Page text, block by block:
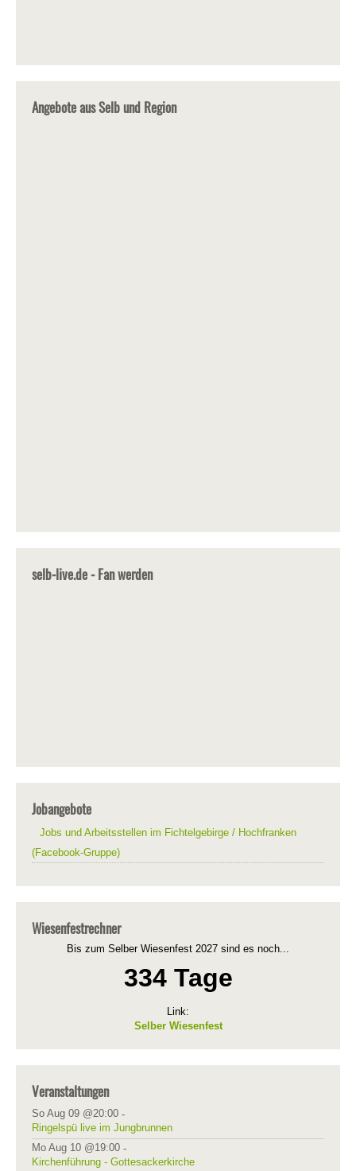
Angebote aus Selb und Region
selb-live.de - Fan werden
Jobangebote
Jobs und Arbeitsstellen im Fichtelgebirge / Hochfranken
(Facebook-Gruppe)
Wiesenfestrechner
Bis zum Selber Wiesenfest 2027 sind es noch...
334 Tage
Link:
Selber Wiesenfest
Veranstaltungen
So Aug 09 @20:00 -
Ringelspü live im Jungbrunnen
Mo Aug 10 @19:00 -
Kirchenführung - Gottesackerkirche